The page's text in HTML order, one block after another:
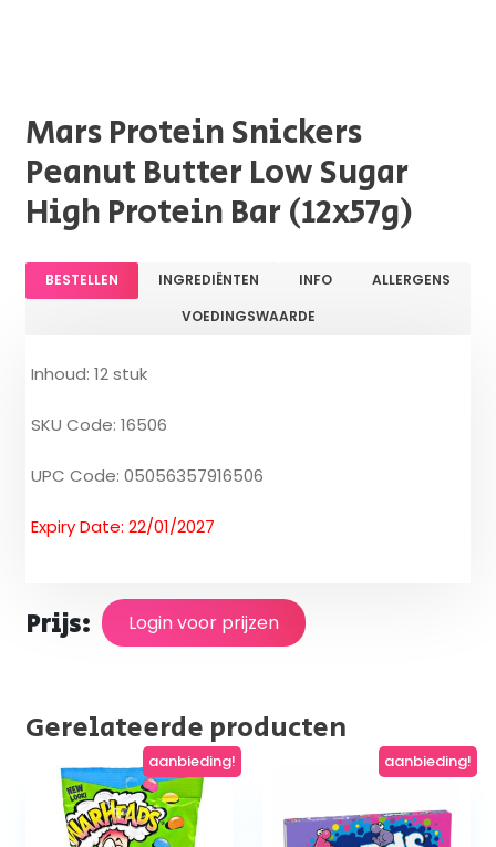
Mars Protein Snickers
Peanut Butter Low Sugar
High Protein Bar (12x57g)
BESTELLEN INGREDIËNTEN INFO
ALLERGENS
VOEDINGSWAARDE
Inhoud: 12 stuk
SKU Code: 16506
UPC Code: 05056357916506
Expiry Date: 22/01/2027
Prijs: Login voor prijzen
Gerelateerde producten
aanbieding! aanbieding!